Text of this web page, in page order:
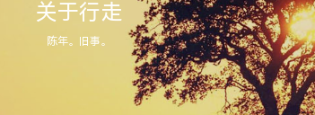
关于行走
陈年。旧事。